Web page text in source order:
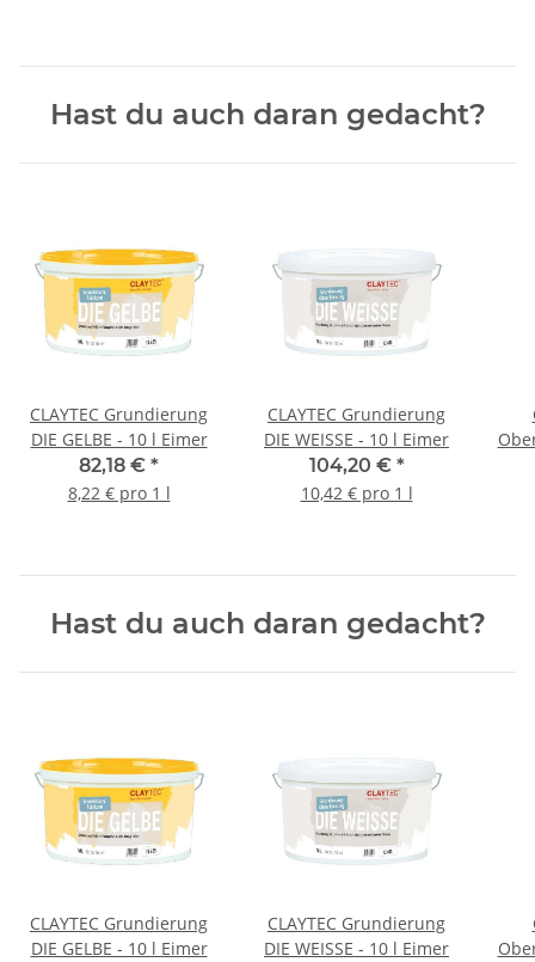
Hast du auch daran gedacht?
CLAYTEC Grundierung
DIE GELBE - 10 l Eimer
82,18 € *
8,22 € pro 1 l
CLAYTEC Grundierung
DIE WEISSE - 10 l Eimer
104,20 € *
10,42 € pro 1 l
Hast du auch daran gedacht?
CLAYTEC Grundierung
DIE GELBE - 10 l Eimer
CLAYTEC Grundierung
DIE WEISSE - 10 l Eimer